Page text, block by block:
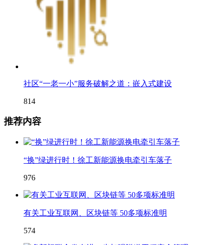
社区“一老一小”服务破解之道：嵌入式建设
814
推荐内容
“换”绿进行时！徐工新能源换电牵引车落子
976
有关工业互联网、区块链等 50多项标准明
574